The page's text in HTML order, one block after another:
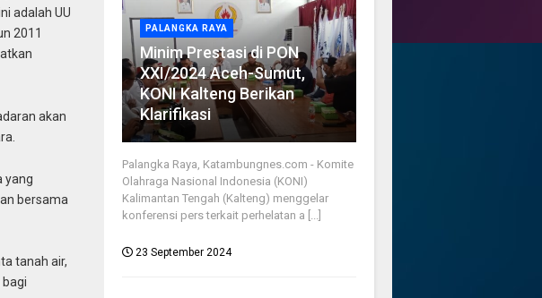
adalah UU
2011
akan
yang
bersama
tanah air,
PALANGKA RAYA
Minim Prestasi di PON
XXI/2024 Aceh-Sumut,
KONI Kalteng Berikan
Klarifikasi
Palangka Raya, Katambungnes.com - Komite
Olahraga Nasional Indonesia (KONI)
Kalimantan Tengah (Kalteng) menggelar
konferensi pers terkait perhelatan a [...]
23 September 2024